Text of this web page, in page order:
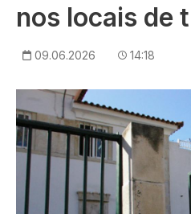
nos locais de
09.06.2026 14:18
Imagem